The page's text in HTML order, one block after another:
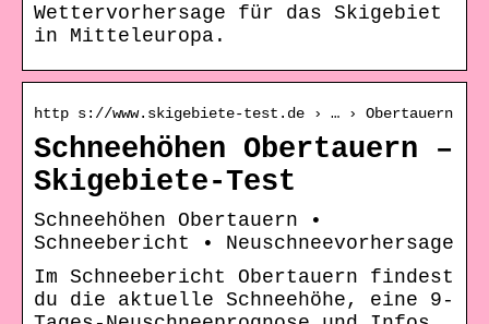
Wettervorhersage für das Skigebiet
in Mitteleuropa.
http s://www.skigebiete-test.de › … › Obertauern
Schneehöhen Obertauern –
Skigebiete-Test
Schneehöhen Obertauern •
Schneebericht • Neuschneevorhersage
Im Schneebericht Obertauern findest
du die aktuelle Schneehöhe, eine 9-